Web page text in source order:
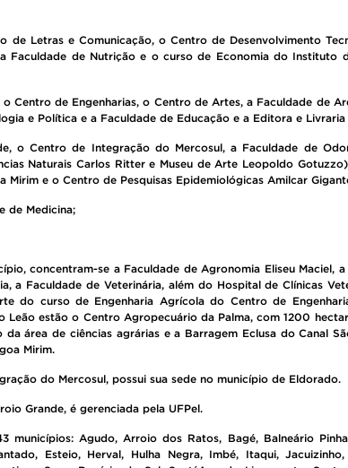
Letras e Comunicação, o Centro de Desenvolvimento
Faculdade de Nutrição e o curso de Economia do Instituto
Centro de Engenharias, o Centro de Artes, a Faculdade de
e Política e a Faculdade de Educação e a Editora e Livraria
o Centro de Integração do Mercosul, a Faculdade de
Naturais Carlos Ritter e Museu de Arte Leopoldo
e o Centro de Pesquisas Epidemiológicas Amilcar
de Medicina;
concentram-se a Faculdade de Agronomia Eliseu Maciel, a
Faculdade de Veterinária, além do Hospital de Clínicas
do curso de Engenharia Agrícola do Centro de
estão o Centro Agropecuário da Palma, com 1200
área de ciências agrárias e a Barragem Eclusa do Canal
Mirim.
do Mercosul, possui sua sede no município de Eldorado.
Grande, é gerenciada pela UFPel.
Agudo, Arroio dos Ratos, Bagé, Balneário
Esteio, Herval, Hulha Negra, Imbé, Itaqui, Jacuizinho,